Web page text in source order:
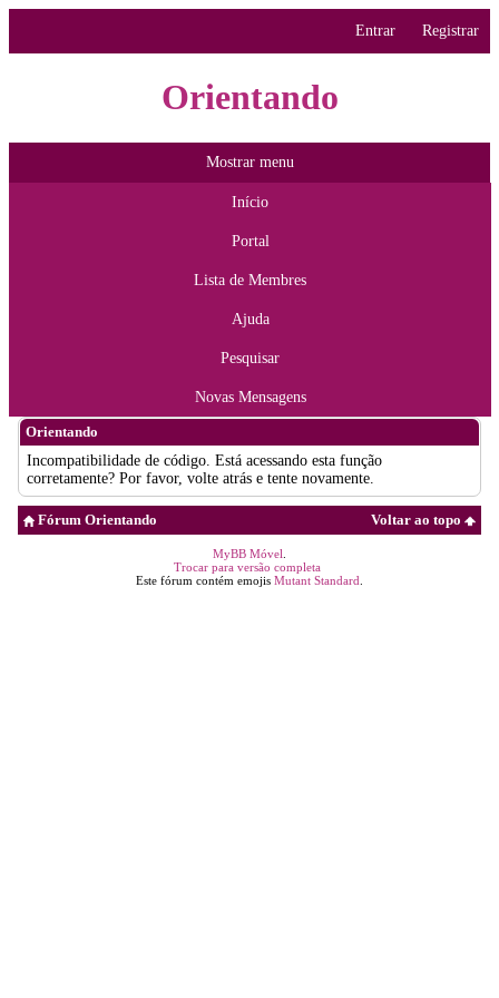
Entrar Registrar
Orientando
Mostrar menu
Início
Portal
Lista de Membres
Ajuda
Pesquisar
Novas Mensagens
Orientando
Incompatibilidade de código. Está acessando esta função
corretamente? Por favor, volte atrás e tente novamente.
Voltar ao topo
Fórum Orientando
MyBB Móvel
Trocar para versão completa
Este fórum contém emojis Mutant Standard